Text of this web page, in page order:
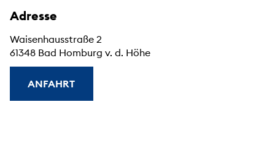
Adresse
Waisenhausstraße 2
61348 Bad Homburg v. d. Höhe
ANFAHRT